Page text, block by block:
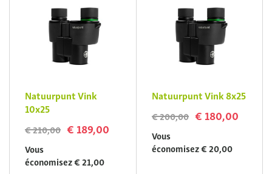
Natuurpunt Vink
10x25
€ 210,00 € 189,00
Vous
économisez € 21,00
Natuurpunt Vink 8x25
€ 200,00 € 180,00
Vous
économisez € 20,00